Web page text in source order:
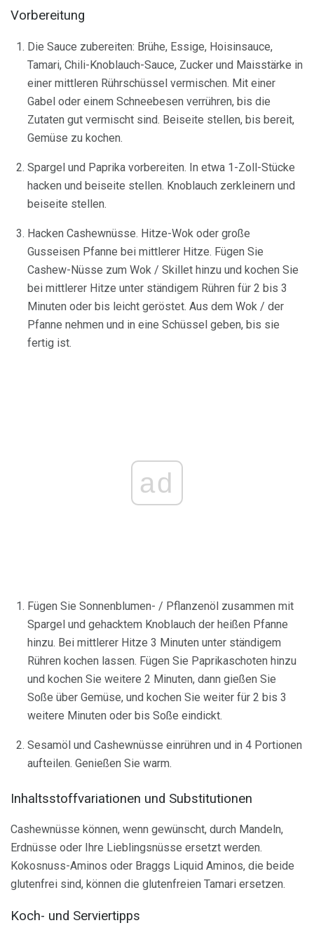
Vorbereitung
Die Sauce zubereiten: Brühe, Essige, Hoisinsauce,
Tamari, Chili-Knoblauch-Sauce, Zucker und Maisstärke in
einer mittleren Rührschüssel vermischen. Mit einer
Gabel oder einem Schneebesen verrühren, bis die
Zutaten gut vermischt sind. Beiseite stellen, bis bereit,
Gemüse zu kochen.
Spargel und Paprika vorbereiten. In etwa 1-Zoll-Stücke
hacken und beiseite stellen. Knoblauch zerkleinern und
beiseite stellen.
Hacken Cashewnüsse. Hitze-Wok oder große
Gusseisen Pfanne bei mittlerer Hitze. Fügen Sie
Cashew-Nüsse zum Wok / Skillet hinzu und kochen Sie
bei mittlerer Hitze unter ständigem Rühren für 2 bis 3
Minuten oder bis leicht geröstet. Aus dem Wok / der
Pfanne nehmen und in eine Schüssel geben, bis sie
fertig ist.
ad
Fügen Sie Sonnenblumen- / Pflanzenöl zusammen mit
Spargel und gehacktem Knoblauch der heißen Pfanne
hinzu. Bei mittlerer Hitze 3 Minuten unter ständigem
Rühren kochen lassen. Fügen Sie Paprikaschoten hinzu
und kochen Sie weitere 2 Minuten, dann gießen Sie
Soße über Gemüse, und kochen Sie weiter für 2 bis 3
weitere Minuten oder bis Soße eindickt.
Sesamöl und Cashewnüsse einrühren und in 4 Portionen
aufteilen. Genießen Sie warm.
Inhaltsstoffvariationen und Substitutionen
Cashewnüsse können, wenn gewünscht, durch Mandeln,
Erdnüsse oder Ihre Lieblingsnüsse ersetzt werden.
Kokosnuss-Aminos oder Braggs Liquid Aminos, die beide
glutenfrei sind, können die glutenfreien Tamari ersetzen.
Koch- und Serviertipps